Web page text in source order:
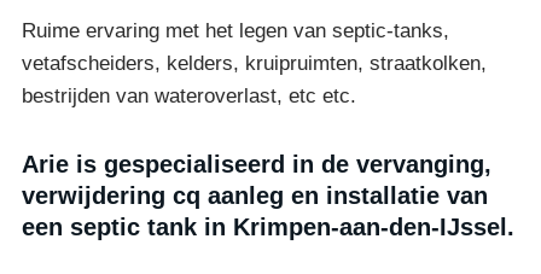
Ruime ervaring met het legen van septic-tanks,
vetafscheiders, kelders, kruipruimten, straatkolken,
bestrijden van wateroverlast, etc etc.
Arie is gespecialiseerd in de vervanging,
verwijdering cq aanleg en installatie van
een septic tank in Krimpen-aan-den-IJssel.